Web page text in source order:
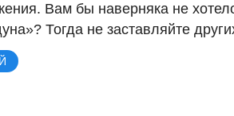
Вам бы наверняка не
Тогда не заставляйте